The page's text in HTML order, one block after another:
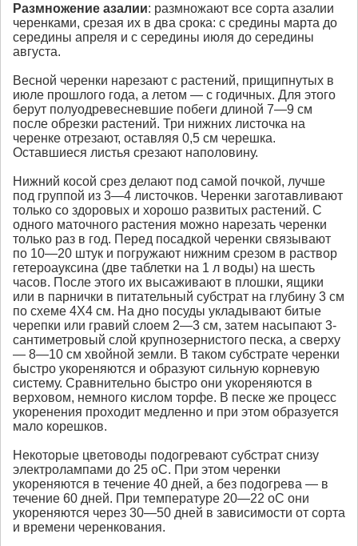
Размножение азалии: размножают все сорта азалии
черенками, срезая их в два срока: с средины марта до
середины апреля и с середины июля до середины
августа.
Весной черенки нарезают с растений, прищипнутых в
июле прошлого года, а летом — с годичных. Для этого
берут полуодревесневшие побеги длиной 7—9 см
после обрезки растений. Три нижних листочка на
черенке отрезают, оставляя 0,5 см черешка.
Оставшиеся листья срезают наполовину.
Нижний косой срез делают под самой почкой, лучше
под группой из 3—4 листочков. Черенки заготавливают
только со здоровых и хорошо развитых растений. С
одного маточного растения можно нарезать черенки
только раз в год. Перед посадкой черенки связывают
по 10—20 штук и погружают нижним срезом в раствор
гетероауксина (две таблетки на 1 л воды) на шесть
часов. После этого их высаживают в плошки, ящики
или в парнички в питательный субстрат на глубину 3 см
по схеме 4X4 см. На дно посуды укладывают битые
черепки или гравий слоем 2—3 см, затем насыпают 3-
сантиметровый слой крупнозернистого песка, а сверху
— 8—10 см хвойной земли. В таком субстрате черенки
быстро укореняются и образуют сильную корневую
систему. Сравнительно быстро они укореняются в
верховом, немного кислом торфе. В песке же процесс
укоренения проходит медленно и при этом образуется
мало корешков.
Некоторые цветоводы подогревают субстрат снизу
электролампами до 25 оС. При этом черенки
укореняются в течение 40 дней, а без подогрева — в
течение 60 дней. При температуре 20—22 оС они
укореняются через 30—50 дней в зависимости от сорта
и времени черенкования.